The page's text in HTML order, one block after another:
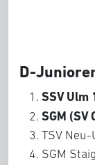
D-
SSV Ulm
SGM (SV
TSV Neu-
SGM